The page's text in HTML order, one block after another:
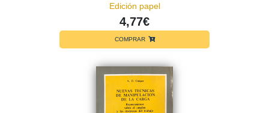
Edición papel
4,77€
COMPRAR